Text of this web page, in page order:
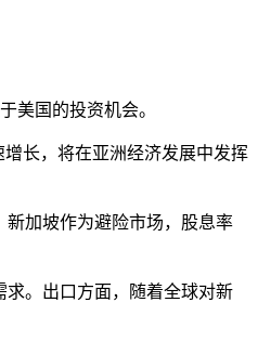
美国的投资机会。
长，将在亚洲经济发展中发挥
加坡作为避险市场，股息率
。出口方面，随着全球对新